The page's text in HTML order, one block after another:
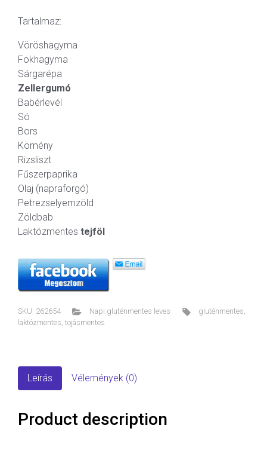
Tartalmaz:
Vöröshagyma
Fokhagyma
Sárgarépa
Zellergumó
Babérlevél
Só
Bors
Kömény
Rizsliszt
Fűszerpaprika
Olaj (napraforgó)
Petrezselyemzöld
Zöldbab
Laktózmentes tejföl
SKU: 262654 Napi gluténmentes leves gluténmentes,
laktózmentes, tojásmentes
Leírás Vélemények (0)
Product description